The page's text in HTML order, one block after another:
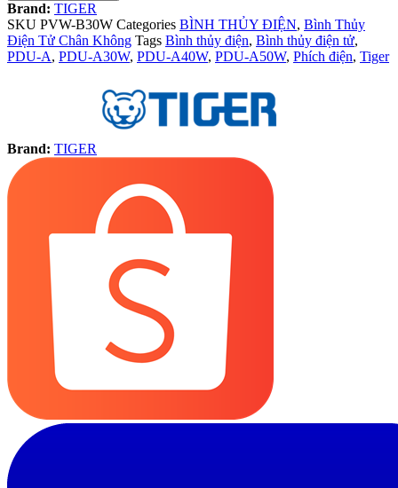
Brand: TIGER
SKU PVW-B30W Categories BÌNH THỦY ĐIỆN, Bình Thủy
Điện Tử Chân Không Tags Bình thủy điện, Bình thủy điện tử,
PDU-A, PDU-A30W, PDU-A40W, PDU-A50W, Phích điện, Tiger
Brand: TIGER